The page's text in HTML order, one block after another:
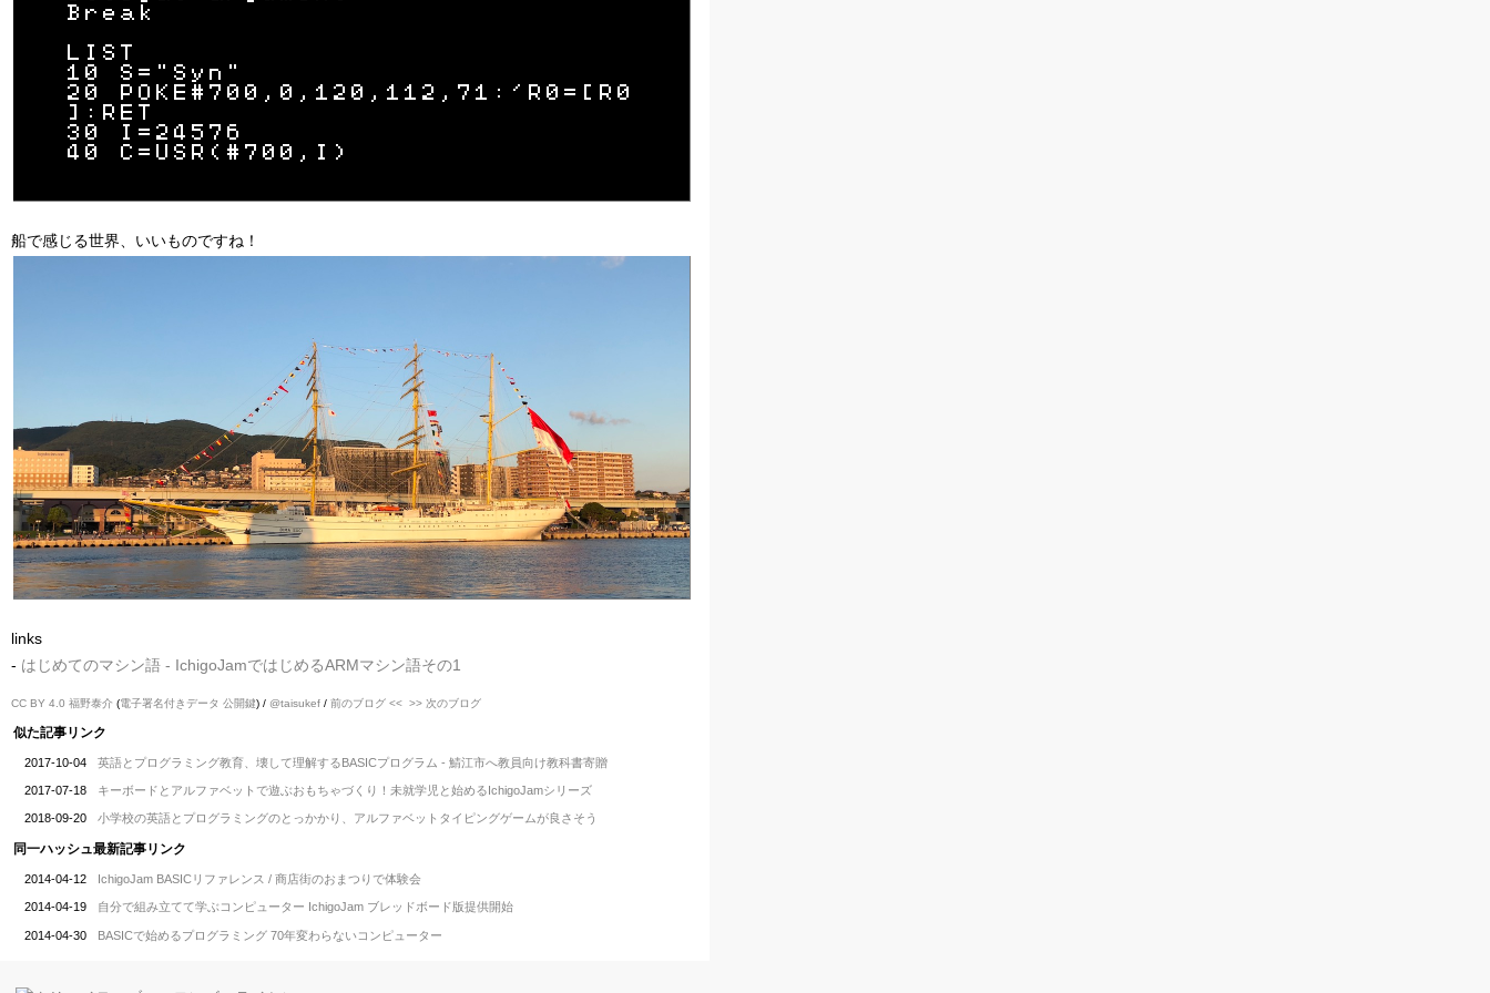
船で感じる世界、いいものですね！
links
- はじめてのマシン語 - IchigoJamではじめるARMマシン語その1
CC BY 4.0 福野泰介 (電子署名付きデータ 公開鍵) / @taisukef / 前のブログ << >> 次のブログ
似た記事リンク
2017-10-04 英語とプログラミング教育、壊して理解するBASICプログラム - 鯖江市へ教員向け教科書寄贈
2017-07-18 キーボードとアルファベットで遊ぶおもちゃづくり！未就学児と始めるIchigoJamシリーズ
2018-09-20 小学校の英語とプログラミングのとっかかり、アルファベットタイピングゲームが良さそう
同一ハッシュ最新記事リンク
2014-04-12 IchigoJam BASICリファレンス / 商店街のおまつりで体験会
2014-04-19 自分で組み立てて学ぶコンピューター IchigoJam ブレッドボード版提供開始
2014-04-30 BASICで始めるプログラミング 70年変わらないコンピューター